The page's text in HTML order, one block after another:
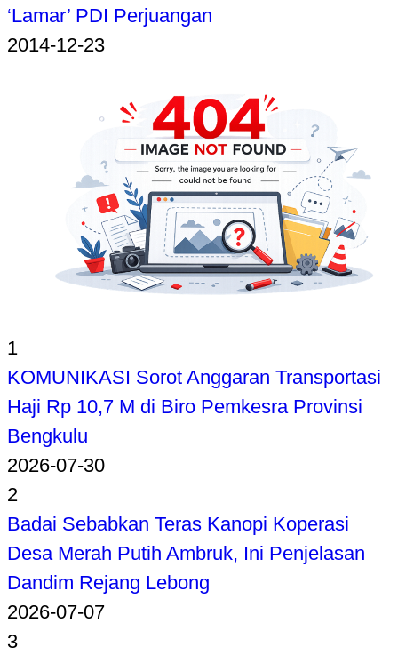
‘Lamar’ PDI Perjuangan
2014-12-23
1
KOMUNIKASI Sorot Anggaran Transportasi
Haji Rp 10,7 M di Biro Pemkesra Provinsi
Bengkulu
2026-07-30
2
Badai Sebabkan Teras Kanopi Koperasi
Desa Merah Putih Ambruk, Ini Penjelasan
Dandim Rejang Lebong
2026-07-07
3